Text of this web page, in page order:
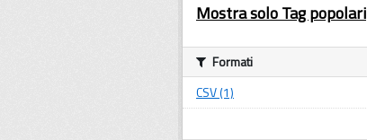
Mostra solo Tag popolari
Formati
CSV (1)